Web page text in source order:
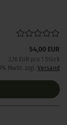
54,00 EUR
2,16 EUR pro 1 Stück
MwSt. zzgl. Versand